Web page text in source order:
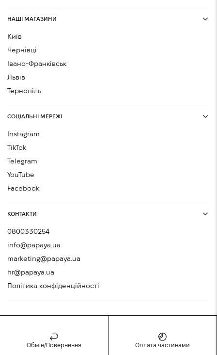
НАШІ МАГАЗИНИ
Київ
Чернівці
Івано-Франківськ
Львів
Тернопіль
СОЦІАЛЬНІ МЕРЕЖІ
Instagram
TikTok
Telegram
YouTube
Facebook
КОНТАКТИ
0800330254
info@papaya.ua
marketing@papaya.ua
hr@papaya.ua
Політика конфіденційності
Обмін/Повернення Оплата частинами